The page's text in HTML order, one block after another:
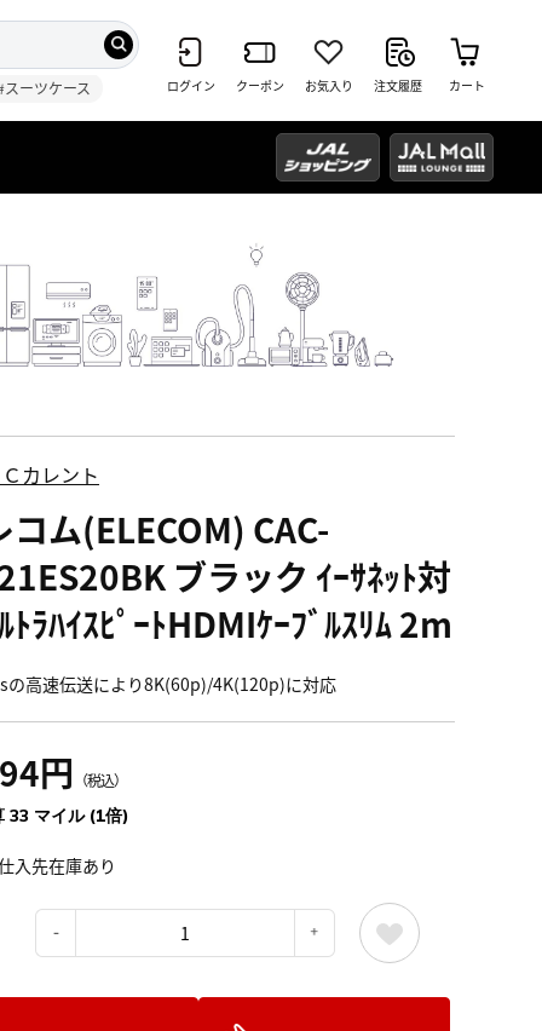
スーツケース ログイン クーポン お気入り 注文履歴 カート
Ｃカレント
コム(ELECOM) CAC-
ブラック ｲｰｻﾈｯﾄ対
ﾄﾗﾊｲｽﾋﾟｰﾄHDMIｹｰﾌﾞﾙｽﾘﾑ 2m
の高速伝送により8K(60p)/4K(120p)に対応
円 （税込）
33 マイル (1倍)
入先在庫あり